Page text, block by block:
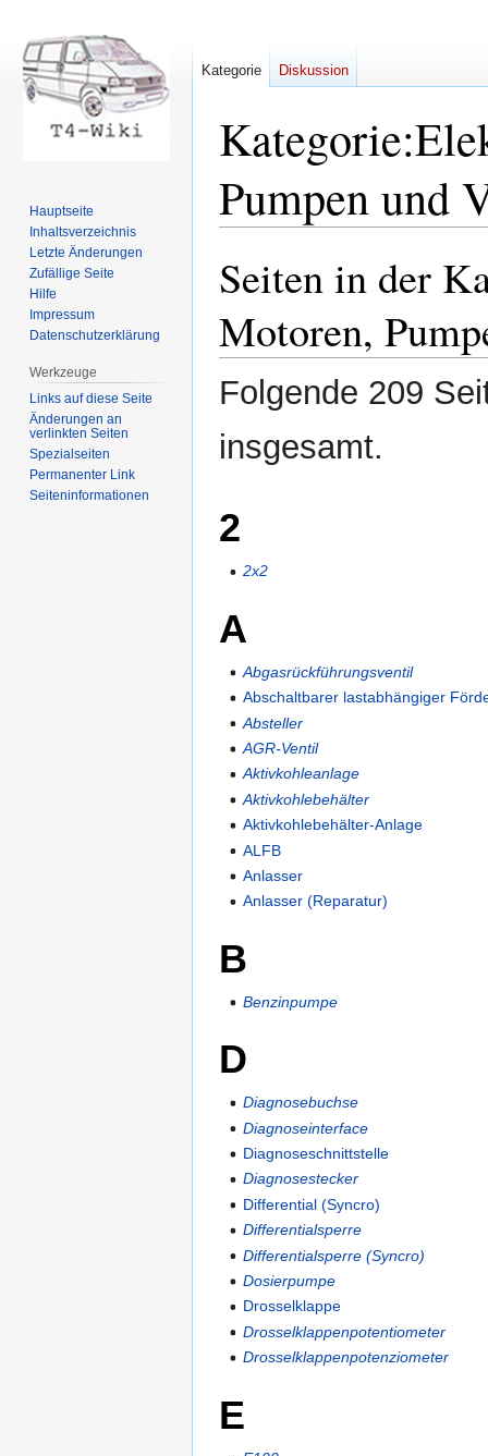
Kategorie:
Pumpen und
Navigation
Suche
Seiten in der
Motoren,
Folgende 209
insgesamt.
2
2x2
A
Abgasrückführungsventil
Abschaltbarer lastabhängiger
Absteller
AGR-Ventil
Aktivkohleanlage
Aktivkohlebehälter
Aktivkohlebehälter-Anlage
ALFB
Anlasser
Anlasser (Reparatur)
B
Benzinpumpe
D
Diagnosebuchse
Diagnoseinterface
Diagnoseschnittstelle
Diagnosestecker
Differential (Syncro)
Differentialsperre
Differentialsperre (Syncro)
Dosierpumpe
Drosselklappe
Drosselklappenpotentiometer
Drosselklappenpotenziometer
E
Kategorie Diskussion
Hauptseite
Inhaltsverzeichnis
Letzte Änderungen
Zufällige Seite
Hilfe
Impressum
Datenschutzerklärung
Werkzeuge
Links auf diese Seite
Änderungen an
verlinkten Seiten
Spezialseiten
Permanenter Link
Seiten­informationen